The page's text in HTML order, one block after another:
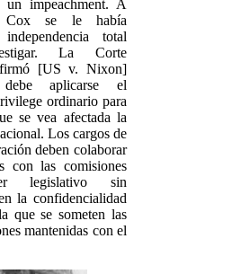
un impeachment. A
Cox se le había
total
La Corte
[US v. Nixon]
aplicarse el
ordinario para
se vea afectada la
Los cargos de
deben colaborar
con las comisiones
legislativo sin
la confidencialidad
que se someten las
mantenidas con el